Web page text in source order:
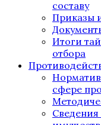
составу
Приказы
Итоги
отбора
сфере
Сведения